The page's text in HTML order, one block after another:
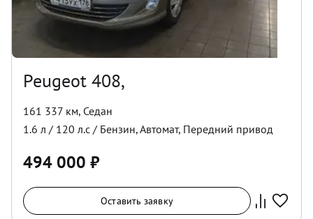
Peugeot 408,
161 337 км, Седан
1.6 л / 120 л.с / Бензин,Автомат, Передний привод
494 000 ₽
Оставить заявку